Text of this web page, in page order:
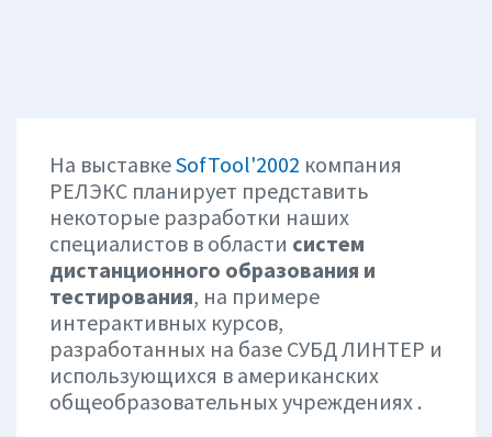
На выставкеSofTool'2002 компания
РЕЛЭКС планирует представить
некоторые разработки наших
специалистов в области систем
дистанционного образования и
тестирования, на примере
интерактивных курсов,
разработанных на базе СУБД ЛИНТЕР и
использующихся в американских
общеобразовательных учреждениях .